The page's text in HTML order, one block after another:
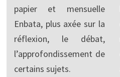
papier et mensuelle
Enbata, plus axée sur la
réflexion, le débat,
l’approfondissement de
certains sujets.